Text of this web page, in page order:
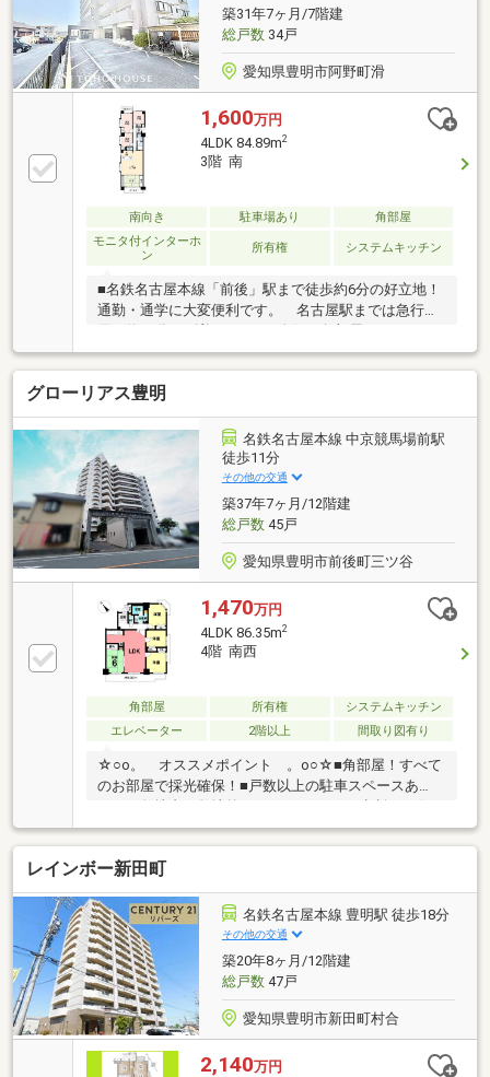
築31年7ヶ月/7階建
総戸数34戸
愛知県豊明市阿野町滑
1,600万円
4LDK 84.89m2
3階 南
南向き 駐車場あり
角部屋
モニタ付インターホ
ン
所有権 システムキッチン
■名鉄名古屋本線「前後」駅まで徒歩約6分の好立地！
通勤・通学に大変便利です。 名古屋駅までは急行利
4LDK 周辺に高い建物が無いので明るく眺望も良好で
す！■2018年5月にキッチンリフォーム■商業施設や小
学校、保育園も近いので子育て世代にも安心の住環境
です。■豊明小学校まで徒歩約4分、栄中学校まで徒歩
約20分まずはお気軽にお問い合わせください！！
●●0800-111-0880●●
グローリアス豊明
名鉄名古屋本線 中京競馬場前駅
徒歩11分
その他の交通
築37年7ヶ月/12階建
総戸数45戸
愛知県豊明市前後町三ツ谷
1,470万円
4LDK 86.35m2
4階 南西
角部屋 所有権
システムキッチン
エレベーター
2階以上 間取り図有り
☆○o。 オススメポイント 。o○☆■角部屋！すべて
のお部屋で採光確保！■戸数以上の駐車スペースあ
軽にどうぞ♪■名鉄名古屋本線「中京競馬場前」駅：徒
歩約11分■大宮小学校：徒歩約11分（約850ｍ）■豊明
中学校：徒歩約29分（約2300ｍ）■フェルナ 姥子山
店：徒歩約7分（約550ｍ）■セブン-イレブン 中京競馬
場前店：徒歩約10分（約750ｍ）些細なことでも、ハ
ウスドゥ 緑区徳重まで、お気軽にお問合せ下さい♪
レインボー新田町
名鉄名古屋本線 豊明駅 徒歩18分
その他の交通
築20年8ヶ月/12階建
総戸数47戸
愛知県豊明市新田町村合
2,140万円